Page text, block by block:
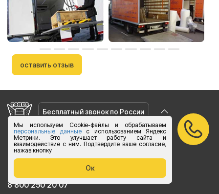
Мы используем Cookie-файлы и обрабатываем
персональные данныес использованием Яндекс
Метрики. Это улучшает работу сайта и
взаимодействие с ним. Подтвердите ваше согласие,
нажав кнопку
Ок
оставить отзыв
Бесплатный звонок по России
vk.com/foruslogistics
Присоединяйтесь
zakaz@foruslogistics.ru
8 800 250 20 07